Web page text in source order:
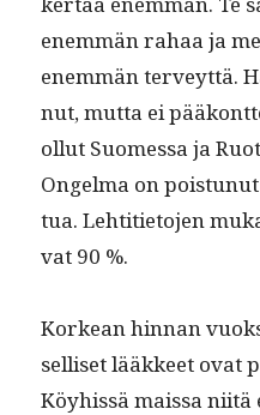
enem­män rahaa ja
enem­män ter­veyt­tä.
nut, mut­ta ei
ollut Suomes­sa ja
Ongel­ma on
tua. Lehti­ti­eto­jen
vat 90 %.
Korkean hin­nan
sel­liset lääk­keet ovat
Köy­hissä mais­sa